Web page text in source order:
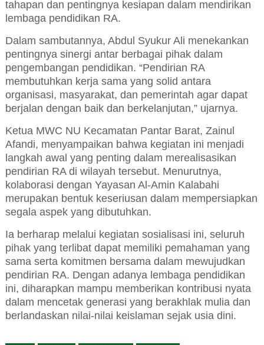
tahapan dan pentingnya kesiapan dalam mendirikan
lembaga pendidikan RA.
Dalam sambutannya, Abdul Syukur Ali menekankan
pentingnya sinergi antar berbagai pihak dalam
pengembangan pendidikan. “Pendirian RA
membutuhkan kerja sama yang solid antara
organisasi, masyarakat, dan pemerintah agar dapat
berjalan dengan baik dan berkelanjutan,” ujarnya.
Ketua MWC NU Kecamatan Pantar Barat, Zainul
Afandi, menyampaikan bahwa kegiatan ini menjadi
langkah awal yang penting dalam merealisasikan
pendirian RA di wilayah tersebut. Menurutnya,
kolaborasi dengan Yayasan Al-Amin Kalabahi
merupakan bentuk keseriusan dalam mempersiapkan
segala aspek yang dibutuhkan.
Ia berharap melalui kegiatan sosialisasi ini, seluruh
pihak yang terlibat dapat memiliki pemahaman yang
sama serta komitmen bersama dalam mewujudkan
pendirian RA. Dengan adanya lembaga pendidikan
ini, diharapkan mampu memberikan kontribusi nyata
dalam mencetak generasi yang berakhlak mulia dan
berlandaskan nilai-nilai keislaman sejak usia dini.